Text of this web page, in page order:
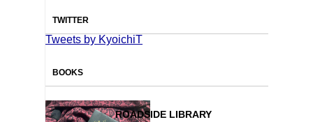
TWITTER
Tweets by KyoichiT
BOOKS
ROADSIDE LIBRARY